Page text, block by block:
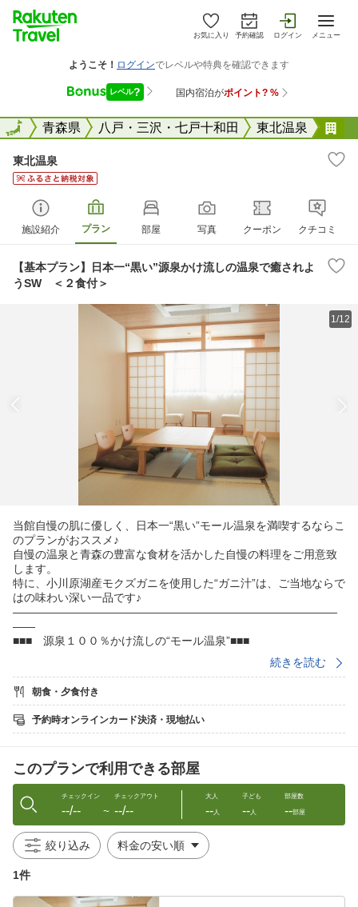
お気に入り 予約確認 ログイン メニュー
全国青森県 八戸・三沢・七戸十和田 東北温泉
全国
東北温泉
施設紹介 プラン 部屋 写真 クーポン クチコミ
【基本プラン】日本一“黒い”源泉かけ流しの温泉で癒されよ
うSW ＜２食付＞
1/12
当館自慢の肌に優しく、日本一“黒い”モール温泉を満喫するならこ
のプランがおススメ♪
自慢の温泉と青森の豊富な食材を活かした自慢の料理をご用意致
します。
特に、小川原湖産モクズガニを使用した“ガニ汁”は、ご当地ならで
はの味わい深い一品です♪
—————————————————————————————
——
■■■ 源泉１００％かけ流しの“モール温泉”■■■
アルカリ性の泉質は肌の汚れや、古い角質を落とす効果がありま
また、天然保湿成分の「メタケイ酸」を特に多く含んでいて、
乾燥した肌に潤いを与える美肌効果のある「美人泉質」といわれ
ています。
そんな源泉１００％かけ流しの“モール温泉”を、
そして、清潔感のある内風呂でお楽しみいただけます。
—————————————————————————————
——
■ご夕食
内容：和食膳（全8品）
会場：食堂
時間：18：00〜20：00 （※最終スタートは19：00とさせて
いただきますので、19時までにチェックインして頂きますようお
【お子様の食事内容】
続きを読む
朝食・夕食付き
予約時オンラインカード決済・現地払い
このプランで利用できる部屋
チェックイン
--/-- 〜
チェックアウト
--/--
大人
--人
子ども
--人
部屋数
--部屋
絞り込み
1件